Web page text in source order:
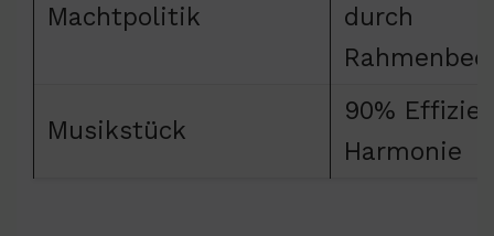
Machtpolitik
durch
Musikstück
90%
Harmonie